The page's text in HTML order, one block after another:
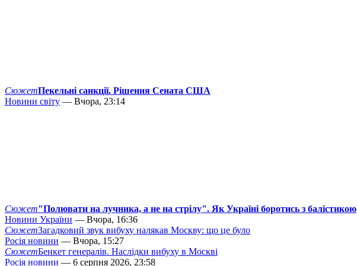
СюжетПекельні санкції. Рішення Сената США
Новини світу — Вчора, 23:14
Сюжет"Полювати на лучника, а не на стрілу". Як Україні боротись з балістикою
Новини України — Вчора, 16:36
СюжетЗагадковий звук вибуху налякав Москву: що це було
Росія новини — Вчора, 15:27
СюжетБенкет генералів. Наслідки вибуху в Москві
Росія новини — 6 серпня 2026, 23:58